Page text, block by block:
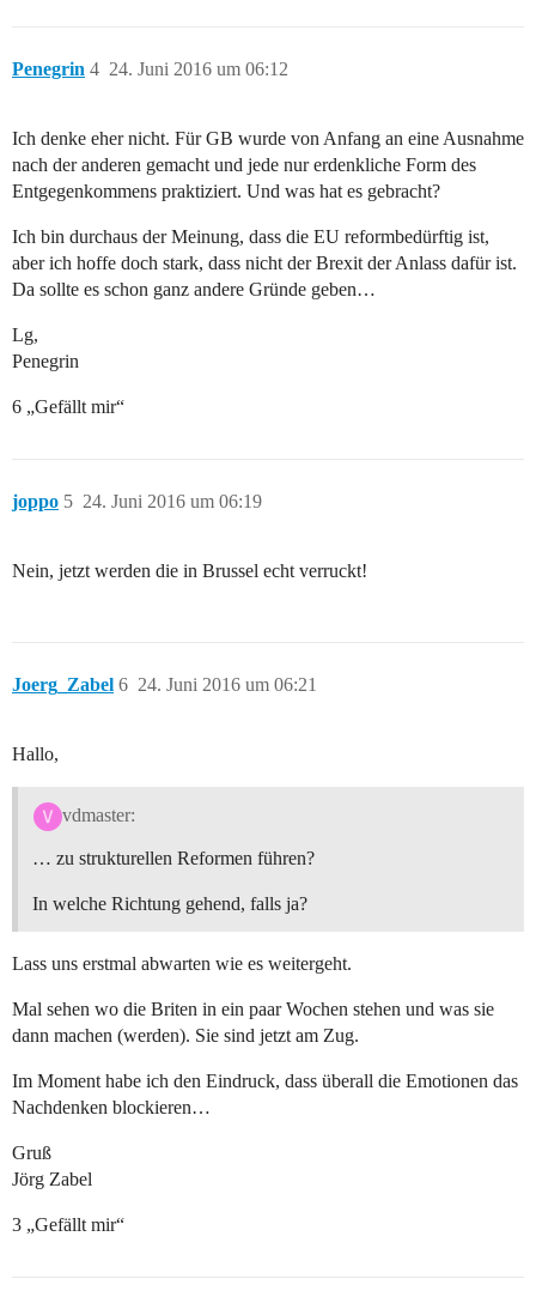
Penegrin 24. Juni 2016 um 06:12
4
Ich denke eher nicht. Für GB wurde von Anfang an eine Ausnahme
nach der anderen gemacht und jede nur erdenkliche Form des
Entgegenkommens praktiziert. Und was hat es gebracht?
Ich bin durchaus der Meinung, dass die EU reformbedürftig ist,
aber ich hoffe doch stark, dass nicht der Brexit der Anlass dafür ist.
Da sollte es schon ganz andere Gründe geben…
Lg,
Penegrin
6 „Gefällt mir“
joppo 24. Juni 2016 um 06:19
5
Nein, jetzt werden die in Brussel echt verruckt!
Joerg_Zabel 24. Juni 2016 um 06:21
6
Hallo,
vdmaster:
… zu strukturellen Reformen führen?
In welche Richtung gehend, falls ja?
Lass uns erstmal abwarten wie es weitergeht.
Mal sehen wo die Briten in ein paar Wochen stehen und was sie
dann machen (werden). Sie sind jetzt am Zug.
Im Moment habe ich den Eindruck, dass überall die Emotionen das
Nachdenken blockieren…
Gruß
Jörg Zabel
3 „Gefällt mir“